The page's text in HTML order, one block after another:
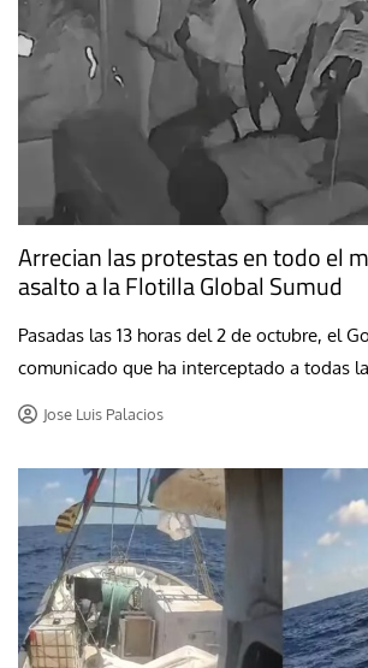
Arrecian las protestas en todo el
asalto a la Flotilla Global Sumud
Pasadas las 13 horas del 2 de octubre, el
comunicado que ha interceptado a todas
Jose Luis Palacios